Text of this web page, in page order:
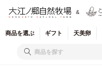
&
商品を選ぶ ギフト 天美卵